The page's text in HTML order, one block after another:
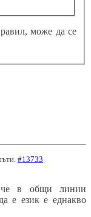
може да се
#13733
че в общи линии
е език е еднакво